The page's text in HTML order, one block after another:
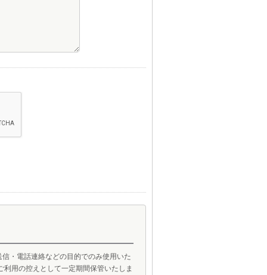
・電話連絡などの目的でのみ使用いた
用の控えとして一定期間保管いたしま